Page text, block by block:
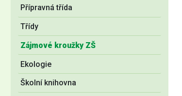
Přípravná třída
Třídy
Zájmové kroužky ZŠ
Ekologie
Školní knihovna